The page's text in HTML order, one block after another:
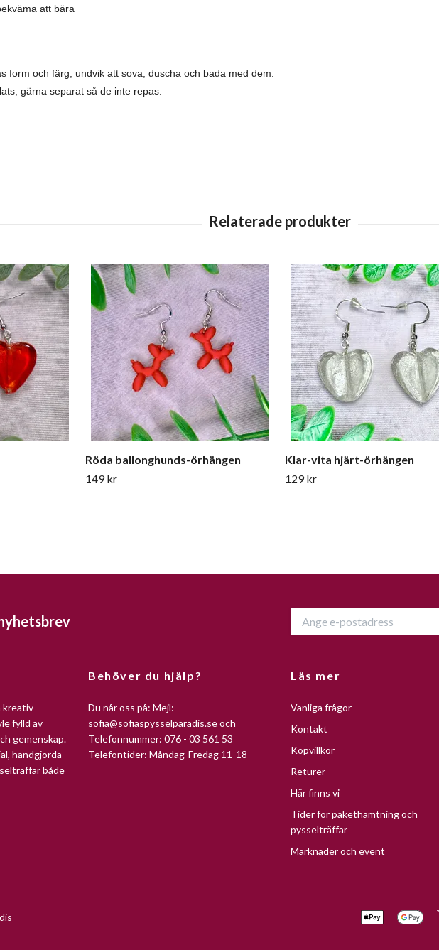
att bära
form och färg, undvik att sova, duscha och bada med dem.
gärna separat så de inte repas.
Röda ballonghunds-örhängen
149 kr
Klar-vita hjärt-örhängen
129 kr
kreativ
fylld av
gemenskap.
handgjorda
både
Behöver du hjälp?
Du når oss på: Mejl:
sofia@sofiaspysselparadis.seoch
Telefonnummer: 076 - 03 561 53
Telefontider: Måndag-Fredag 11-18
Läs mer
Vanliga frågor
Kontakt
Köpvillkor
Returer
Här finns vi
Tider för pakethämtning och
pysselträffar
Marknader och event